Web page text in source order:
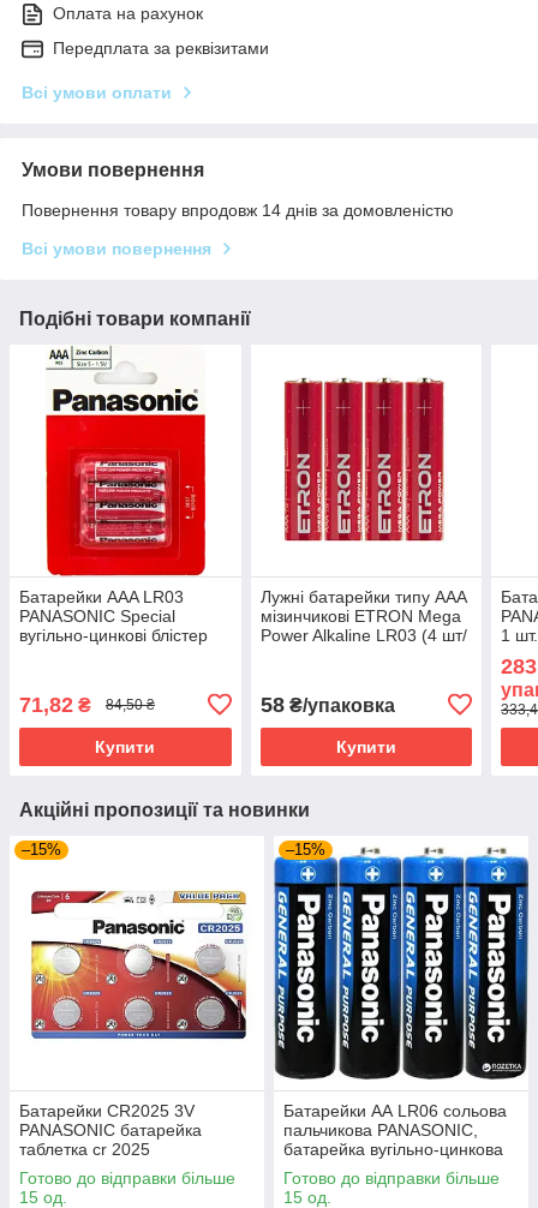
Оплата на рахунок
Передплата за реквізитами
Всі умови оплати
Умови повернення
Повернення товару впродовж 14 днів за домовленістю
Всі умови повернення
Подібні товари компанії
Батарейки AAA LR03
PANASONIC Special
вугільно-цинкові блістер
71,82 ₴ 84,50 ₴
Купити
Лужні батарейки типу ААА
мізинчикові ETRON Mega
Power Alkaline LR03 (4 шт/
58₴/упаковка
Купити
1
Акційні пропозиції та новинки
–15%
Батарейки CR2025 3V
PANASONIC батарейка
таблетка cr 2025
Готово до відправки більше
15 од.
–15%
Батарейки АА LR06 сольова
пальчикова PANASONIC,
батарейка вугільно-цинкова
(4 шт/плівка)
Готово до відправки більше
15 од.